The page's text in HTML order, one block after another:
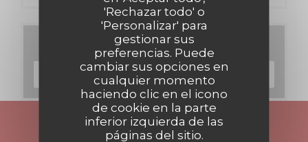
'Rechazar todo' o
'Personalizar' para
gestionar sus
preferencias. Puede
cambiar sus opciones en
cualquier momento
haciendo clic en el icono
de cookie en la parte
inferior izquierda de las
páginas del sitio.
Carta
DESCUBRIR NUESTRA CARTA
Manténgase al día*